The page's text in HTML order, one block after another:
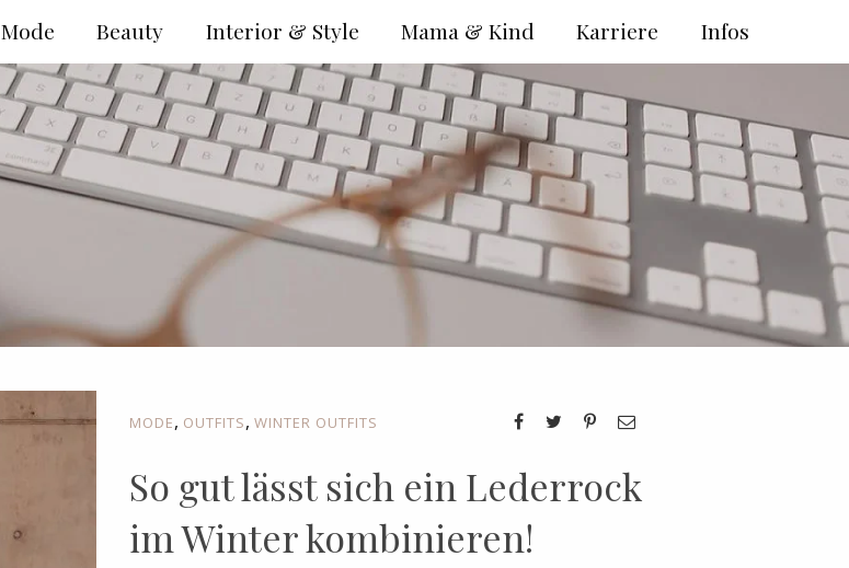
MODE, OUTFITS, WINTER OUTFITS
So gut lässt sich ein Lederrock
im Winter kombinieren!
Infos
Karriere
Mama & Kind
Interior & Style
Beauty
Mode